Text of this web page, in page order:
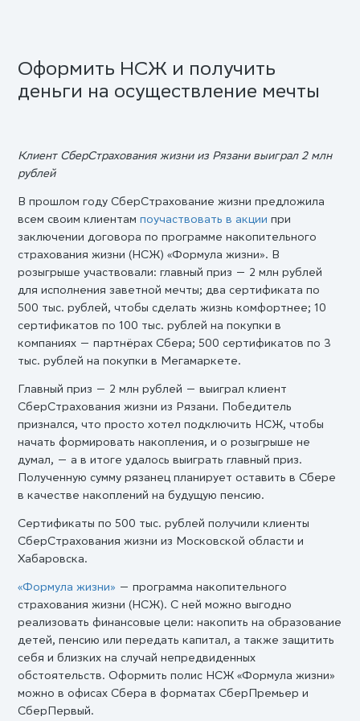
Оформить НСЖ и получить
деньги на осуществление мечты
Клиент СберСтрахования жизни из Рязани выиграл 2 млн
рублей
В прошлом году СберСтрахование жизни предложила
всем своим клиентампоучаствовать в акции при
заключении договора по программе накопительного
страхования жизни (НСЖ) «Формула жизни». В
розыгрыше участвовали: главный приз — 2 млн рублей
для исполнения заветной мечты; два сертификата по
500 тыс. рублей, чтобы сделать жизнь комфортнее; 10
сертификатов по 100 тыс. рублей на покупки в
компаниях — партнёрах Сбера; 500 сертификатов по 3
тыс. рублей на покупки в Мегамаркете.
Главный приз — 2 млн рублей — выиграл клиент
СберСтрахования жизни из Рязани. Победитель
признался, что просто хотел подключить НСЖ, чтобы
начать формировать накопления, и о розыгрыше не
думал, — а в итоге удалось выиграть главный приз.
Полученную сумму рязанец планирует оставить в Сбере
в качестве накоплений на будущую пенсию.
Сертификаты по 500 тыс. рублей получили клиенты
СберСтрахования жизни из Московской области и
Хабаровска.
«Формула жизни» — программа накопительного
страхования жизни (НСЖ). С ней можно выгодно
реализовать финансовые цели: накопить на образование
детей, пенсию или передать капитал, а также защитить
себя и близких на случай непредвиденных
обстоятельств. Оформить полис НСЖ «Формула жизни»
можно в офисах Сбера в форматах СберПремьер и
СберПервый.